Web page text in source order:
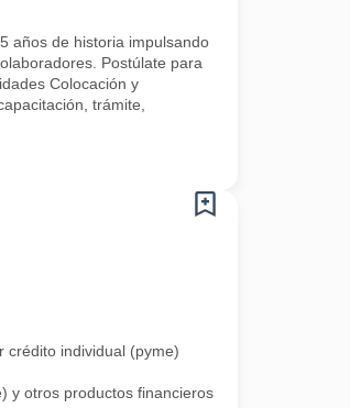
años de historia impulsando
Postúlate para
Colocación y
trámite,
crédito individual (pyme)
y otros productos financieros como seguros,